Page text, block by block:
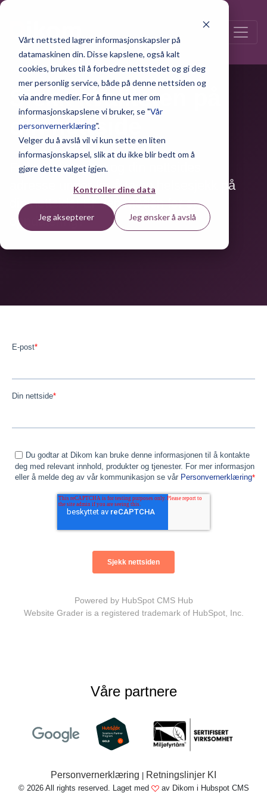
Vårt nettsted lagrer informasjonskapsler på
datamaskinen din. Disse kapslene, også kalt
cookies, brukes til å forbedre nettstedet og gi deg
mer personlig service, både på denne nettsiden og
via andre medier. For å finne ut mer om
informasjonskapslene vi bruker, se "Vår
personvernerklæring".
Velger du å avslå vil vi kun sette en liten
informasjonskapsel, slik at du ikke blir bedt om å
gjøre dette valget igjen.
Kontroller dine data
Jeg aksepterer Jeg ønsker å avslå
Sjekk kvaliteten på
din nettside
Fyll inn din epost og din nettsides
adresse under for å ta en helsesjekk på
din nettside! Er den moden for en
oppdatering?
E-post*
Din nettside*
Du godtar at Dikom kan bruke denne informasjonen til å kontakte
deg med relevant innhold, produkter og tjenester. For mer informasjon
eller å melde deg av vår kommunikasjon se vår Personvernerklæring*
Powered by HubSpot CMS Hub
Website Grader is a registered trademark of HubSpot, Inc.
Våre partnere
Personvernerklæring | Retningslinjer KI
© 2026 All rights reserved. Laget med av Dikom i Hubspot CMS